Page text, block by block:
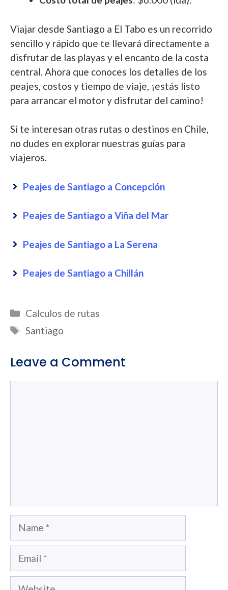
Viajar desde Santiago a El Tabo es un recorrido
sencillo y rápido que te llevará directamente a
disfrutar de las playas y el encanto de la costa
central. Ahora que conoces los detalles de los
peajes, costos y tiempo de viaje, ¡estás listo
para arrancar el motor y disfrutar del camino!
Si te interesan otras rutas o destinos en Chile,
no dudes en explorar nuestras guías para
viajeros.
Peajes de Santiago a Concepción
Peajes de Santiago a Viña del Mar
Peajes de Santiago a La Serena
Peajes de Santiago a Chillán
Categories
Calculos de rutas
Tags
Santiago
Leave a Comment
Name
Email
Website